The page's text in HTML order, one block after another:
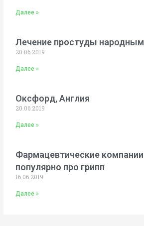
Далее »
Лечение простуды
20.06.2019
Далее »
Оксфорд, Англия
20.06.2019
Далее »
Фармацевтические
популярно про грипп
16.06.2019
Далее »